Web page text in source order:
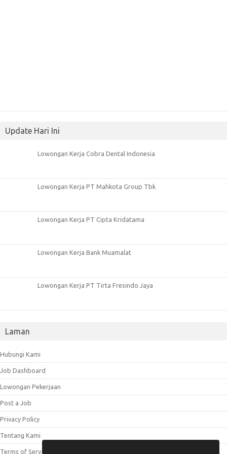
Update Hari Ini
Lowongan Kerja Cobra Dental Indonesia
Lowongan Kerja PT Mahkota Group Tbk
Lowongan Kerja PT Cipta Kridatama
Lowongan Kerja Bank Muamalat
Lowongan Kerja PT Tirta Fresindo Jaya
Laman
Hubungi Kami
Job Dashboard
Lowongan Pekerjaan
Post a Job
Privacy Policy
Tentang Kami
Terms of Service